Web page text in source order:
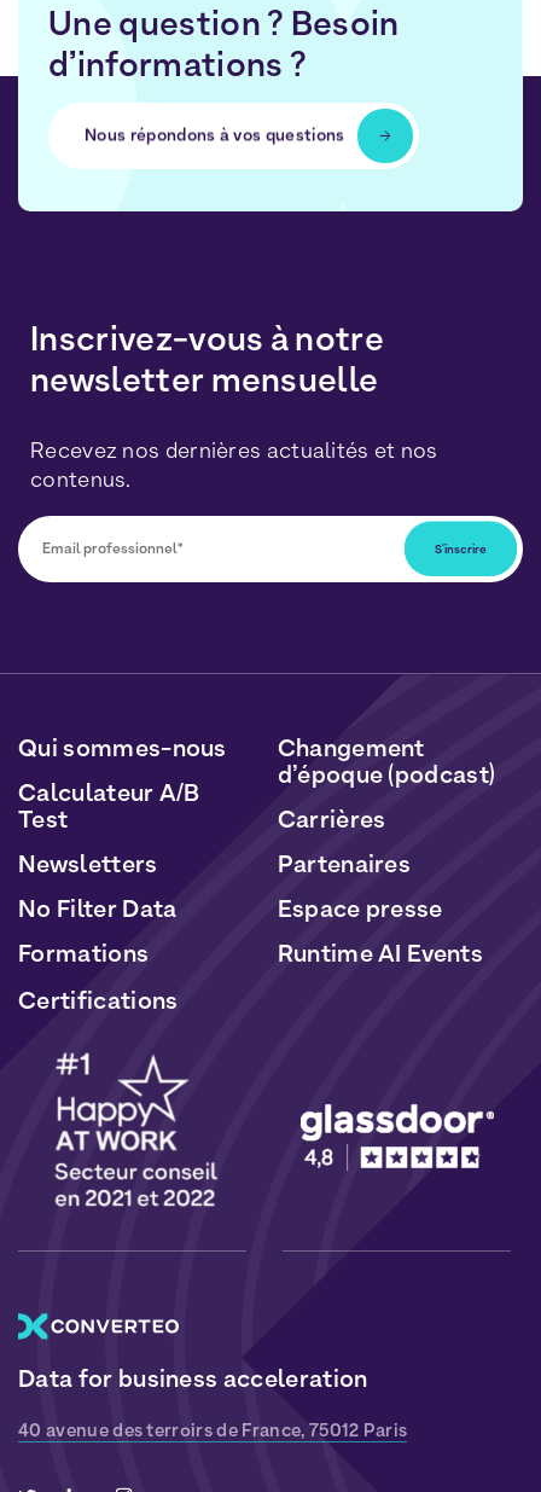
Une question ? Besoin
d’informations ?
Nous répondons à vos questions
Inscrivez-vous à notre
newsletter mensuelle
Recevez nos dernières actualités et nos
contenus.
et deCookies
Data for business acceleration
40 avenue des terroirs de France, 75012 Paris
Qui sommes-nous
Calculateur A/B
Test
Newsletters
No Filter Data
Formations
Changement
d’époque (podcast)
Carrières
Partenaires
Espace presse
Runtime AI Events
Certifications